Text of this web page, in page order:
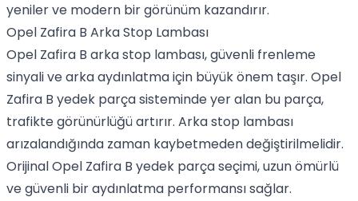
yeniler ve modern bir görünüm kazandırır.
Opel Zafira B Arka Stop Lambası
Opel Zafira B arka stop lambası, güvenli frenleme
sinyali ve arka aydınlatma için büyük önem taşır. Opel
Zafira B yedek parça sisteminde yer alan bu parça,
trafikte görünürlüğü artırır. Arka stop lambası
arızalandığında zaman kaybetmeden değiştirilmelidir.
Orijinal Opel Zafira B yedek parça seçimi, uzun ömürlü
ve güvenli bir aydınlatma performansı sağlar.